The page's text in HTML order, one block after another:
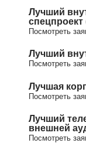
Лучший
спецпроект
Посмотреть
Лучший
Посмотреть
Лучшая
Посмотреть
Лучший
внешней
Посмотреть